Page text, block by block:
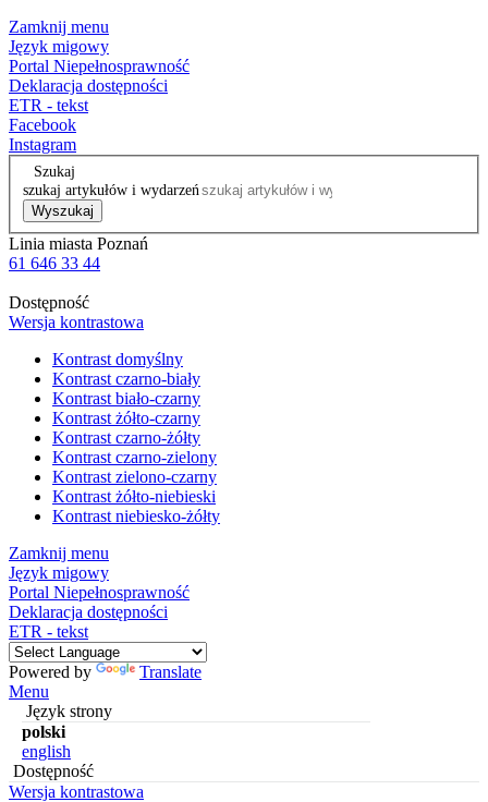
Zamknij menu
Język migowy
Portal Niepełnosprawność
Deklaracja dostępności
ETR - tekst
Facebook
Instagram
Szukaj
szukaj artykułów i wydarzeń
Wyszukaj
Linia miasta Poznań
61 646 33 44
Dostępność
Wersja kontrastowa
Kontrast domyślny
Kontrast czarno-biały
Kontrast biało-czarny
Kontrast żółto-czarny
Kontrast czarno-żółty
Kontrast czarno-zielony
Kontrast zielono-czarny
Kontrast żółto-niebieski
Kontrast niebiesko-żółty
Zamknij menu
Język migowy
Portal Niepełnosprawność
Deklaracja dostępności
ETR - tekst
Powered by
Translate
Menu
Język strony
polski
english
Dostępność
Wersja kontrastowa